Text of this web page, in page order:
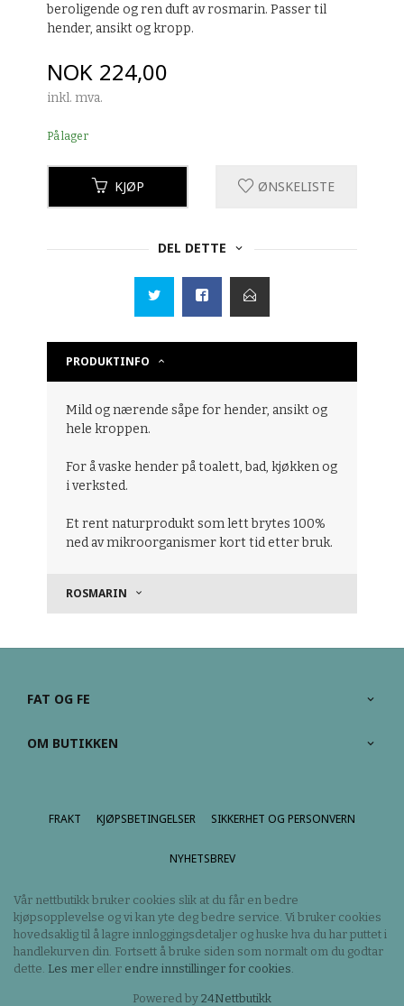
beroligende og ren duft av rosmarin. Passer til
hender, ansikt og kropp.
Pris
NOK 224,00
inkl. mva.
På lager
KJØP ØNSKELISTE
DEL DETTE
PRODUKTINFO
Mild og nærende såpe for hender, ansikt og
hele kroppen.
For å vaske hender på toalett, bad, kjøkken og
i verksted.
Et rent naturprodukt som lett brytes 100%
ned av mikroorganismer kort tid etter bruk.
ROSMARIN
FAT OG FE
OM BUTIKKEN
FRAKT KJØPSBETINGELSER SIKKERHET OG PERSONVERN
NYHETSBREV
Vår nettbutikk bruker cookies slik at du får en bedre
kjøpsopplevelse og vi kan yte deg bedre service. Vi bruker cookies
hovedsaklig til å lagre innloggingsdetaljer og huske hva du har puttet i
handlekurven din. Fortsett å bruke siden som normalt om du godtar
dette. Les mer eller endre innstillinger for cookies.
Powered by 24Nettbutikk